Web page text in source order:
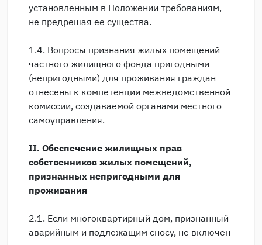
установленным в Положении требованиям,
не предрешая ее существа.
1.4. Вопросы признания жилых помещений
частного жилищного фонда пригодными
(непригодными) для проживания граждан
отнесены к компетенции межведомственной
комиссии, создаваемой органами местного
самоуправления.
II. Обеспечение жилищных прав
собственников жилых помещений,
признанных непригодными для
проживания
2.1. Если многоквартирный дом, признанный
аварийным и подлежащим сносу, не включен